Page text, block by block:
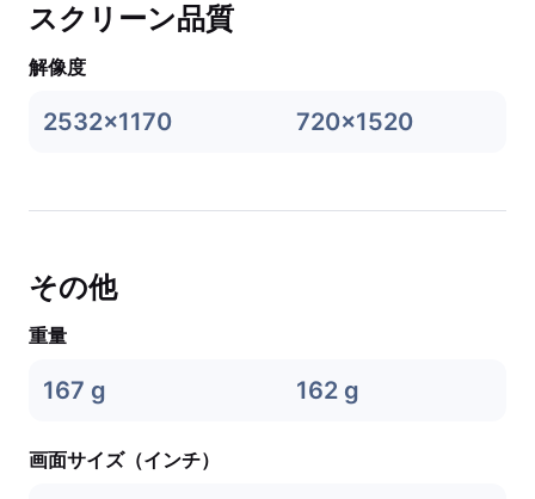
スクリーン品質
解像度
2532x1170 720x1520
その他
重量
167 g 162 g
画面サイズ（インチ）